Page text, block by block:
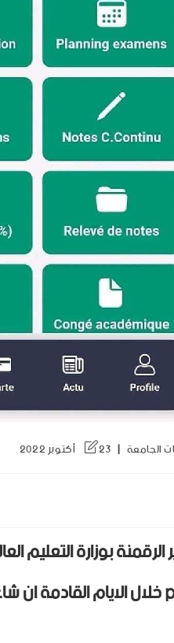
الجامعة 23 أكتوبر 2022
بوزارة التعليم